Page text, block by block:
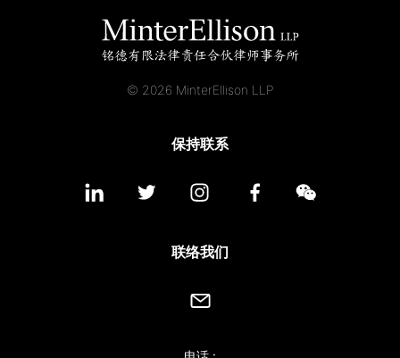
© 2026 MinterEllison LLP
保持联系
联络我们